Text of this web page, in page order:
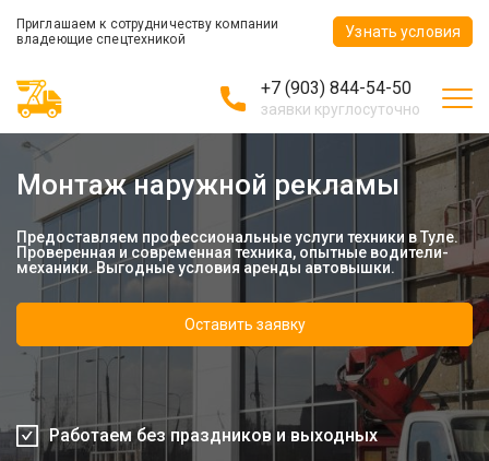
Приглашаем к сотрудничеству компании
владеющие спецтехникой
Узнать условия
+7 (903) 844-54-50
заявки круглосуточно
Монтаж наружной рекламы
Предоставляем профессиональные услуги техники в Туле.
Проверенная и современная техника, опытные водители-
механики. Выгодные условия аренды автовышки.
Оставить заявку
Работаем без праздников и выходных